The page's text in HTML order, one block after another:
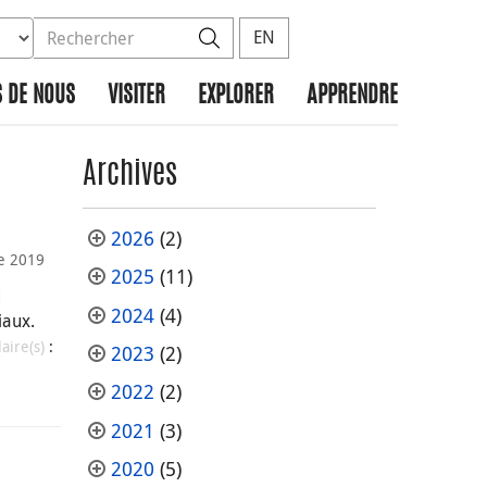
la base de données à rechercher
le site Rechercher
EN
DE NOUS VISITER EXPLORER APPRENDRE
2019
:
Archives
2026 (2)
2025 (11)
2024(4)
2023 (2)
2022 (2)
2021 (3)
2020 (5)